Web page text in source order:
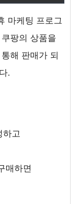
마케팅 프로그
팡의 상품을
해 판매가 되
.
하고
매하면